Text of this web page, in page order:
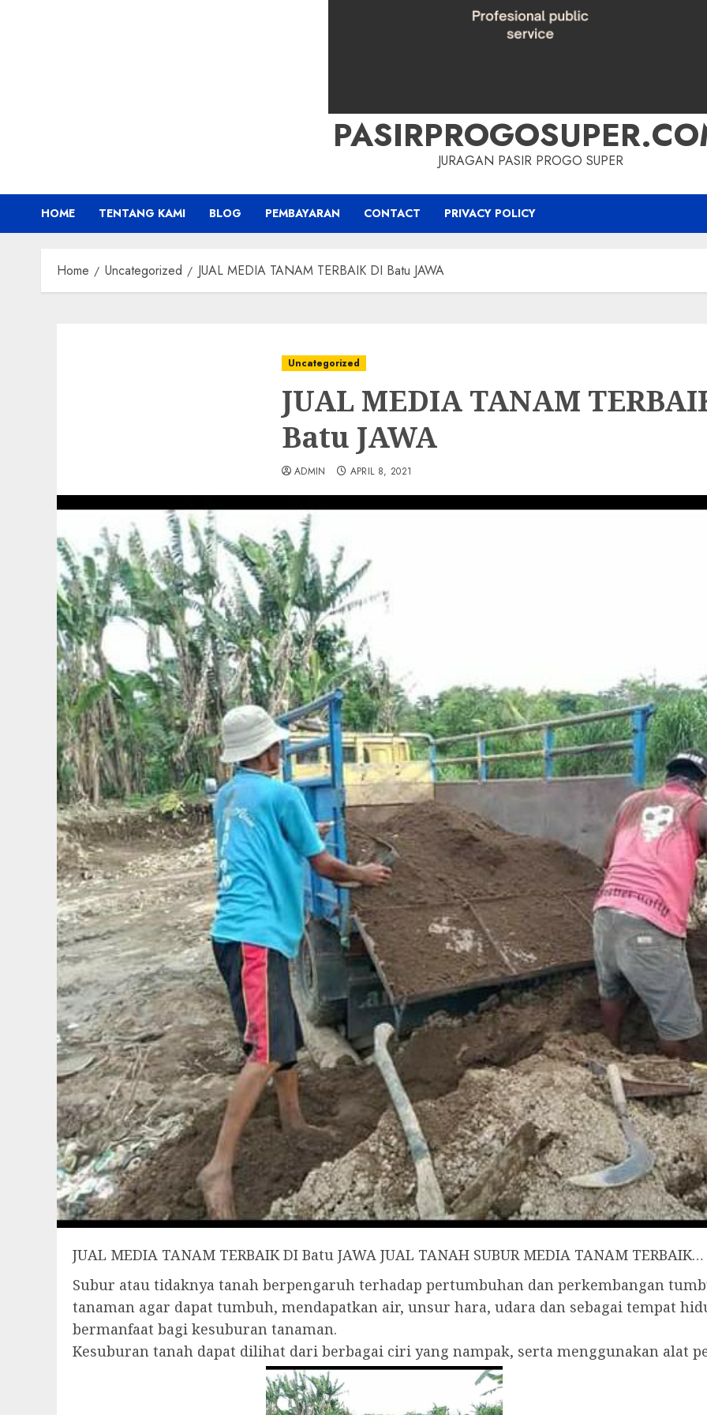
JURAGAN PASIR PROGO SUPER
HOME TENTANG KAMI BLOG PEMBAYARAN CONTACT PRIVACY POLICY
Home Uncategorized JUAL MEDIA TANAM TERBAIK DI Batu JAWA
Uncategorized
JUAL MEDIA TANAM
Batu JAWA
ADMIN APRIL 8, 2021
JUAL MEDIA TANAM TERBAIK DI Batu JAWA JUAL TANAH SUBUR MEDIA TANAM TERBAIK…
Subur atau tidaknya tanah berpengaruh terhadap pertumbuhan dan perkembangan
tanaman agar dapat tumbuh, mendapatkan air, unsur hara, udara dan sebagai tempat
bermanfaat bagi kesuburan tanaman.
Kesuburan tanah dapat dilihat dari berbagai ciri yang nampak, serta menggunakan alat